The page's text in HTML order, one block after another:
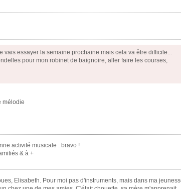
essayer la semaine prochaine mais cela va être difficile...
pour mon robinet de baignoire, aller faire les courses,
mélodie
activité musicale : bravo !
& à +
Elisabeth. Pour moi pas d'instruments, mais dans ma